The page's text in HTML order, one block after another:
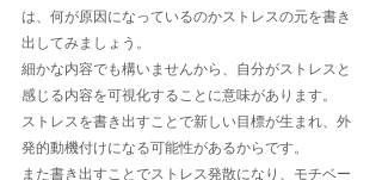
は、何が原因になっているのかストレスの元を書き
出してみましょう。
細かな内容でも構いませんから、自分がストレスと
感じる内容を可視化することに意味があります。
ストレスを書き出すことで新しい目標が生まれ、外
発的動機付けになる可能性があるからです。
また書き出すことでストレス発散になり、モチベー